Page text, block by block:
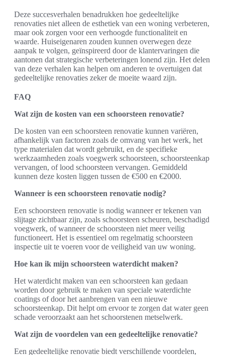
Deze succesverhalen benadrukken hoe gedeeltelijke
renovaties niet alleen de esthetiek van een woning verbeteren,
maar ook zorgen voor een verhoogde functionaliteit en
waarde. Huiseigenaren zouden kunnen overwegen deze
aanpak te volgen, geïnspireerd door de klantervaringen die
aantonen dat strategische verbeteringen lonend zijn. Het delen
van deze verhalen kan helpen om anderen te overtuigen dat
gedeeltelijke renovaties zeker de moeite waard zijn.
FAQ
Wat zijn de kosten van een schoorsteen renovatie?
De kosten van een schoorsteen renovatie kunnen variëren,
afhankelijk van factoren zoals de omvang van het werk, het
type materialen dat wordt gebruikt, en de specifieke
werkzaamheden zoals voegwerk schoorsteen, schoorsteenkap
vervangen, of lood schoorsteen vervangen. Gemiddeld
kunnen deze kosten liggen tussen de €500 en €2000.
Wanneer is een schoorsteen renovatie nodig?
Een schoorsteen renovatie is nodig wanneer er tekenen van
slijtage zichtbaar zijn, zoals schoorsteen scheuren, beschadigd
voegwerk, of wanneer de schoorsteen niet meer veilig
functioneert. Het is essentieel om regelmatig schoorsteen
inspectie uit te voeren voor de veiligheid van uw woning.
Hoe kan ik mijn schoorsteen waterdicht maken?
Het waterdicht maken van een schoorsteen kan gedaan
worden door gebruik te maken van speciale waterdichte
coatings of door het aanbrengen van een nieuwe
schoorsteenkap. Dit helpt om ervoor te zorgen dat water geen
schade veroorzaakt aan het schoorstenen metselwerk.
Wat zijn de voordelen van een gedeeltelijke renovatie?
Een gedeeltelijke renovatie biedt verschillende voordelen,